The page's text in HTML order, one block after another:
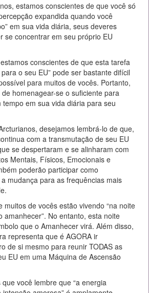
estamos conscientes de que você só
expandida quando você
em sua vida diária, seus deveres
se concentrar em seu próprio EU
conscientes de que esta tarefa
o seu EU” pode ser bastante difícil
para muitos de vocês. Portanto,
homenagear-se o suficiente para
em sua vida diária para seu
desejamos lembrá-lo de que,
com a transmutação de seu EU
se despertaram e se alinharam com
Mentais, Físicos, Emocionais e
poderão participar como
mudança para as frequências mais
muitos de vocês estão vivendo “na noite
amanhecer”. No entanto, esta noite
que o Amanhecer virá. Além disso,
representa que é AGORA ir
de si mesmo para reunir TODAS as
EU em uma Máquina de Ascensão
você lembre que “a energia